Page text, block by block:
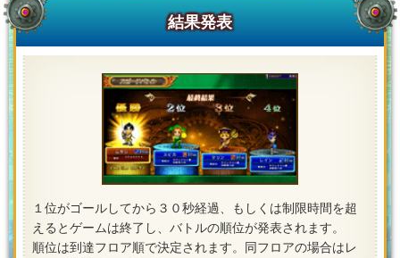
結果発表
１位がゴールしてから３０秒経過、もしくは制限時間を超
えるとゲームは終了し、バトルの順位が発表されます。
順位は到達フロア順で決定されます。同フロアの場合はレ